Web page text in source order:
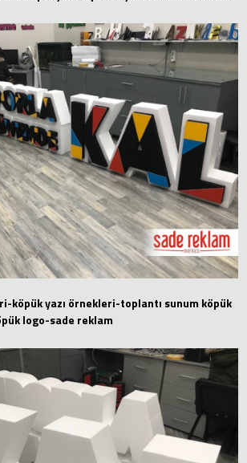
köpük yazı örnekleri-toplantı sunum köpük
logo-sade reklam